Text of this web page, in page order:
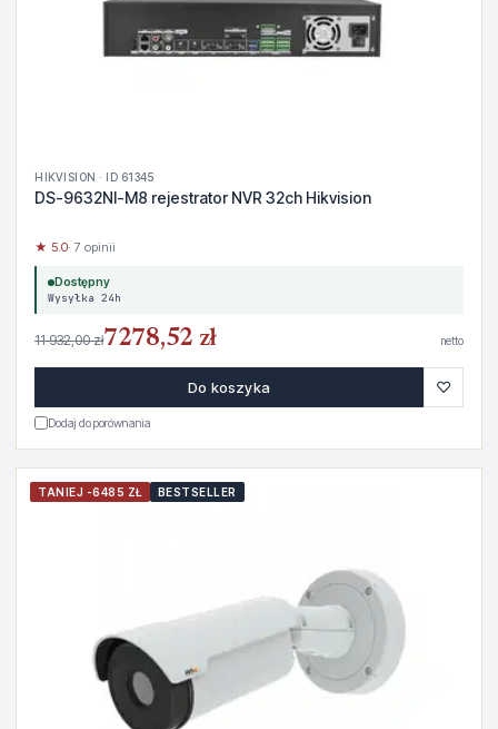
HIKVISION · ID 61345
DS-9632NI-M8 rejestrator NVR 32ch Hikvision
★ 5.0· 7 opinii
Dostępny
Wysyłka 24h
11 932,00 zł7278,52 zł netto
Do koszyka ♡
Dodaj do porównania
TANIEJ -6485 ZŁ BESTSELLER